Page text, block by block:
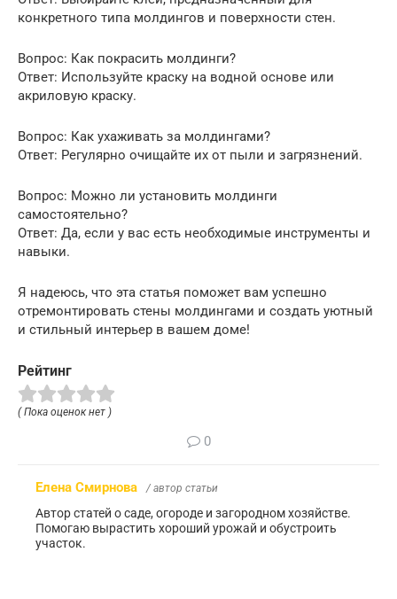
конкретного типа молдингов и поверхности стен.
Вопрос: Как покрасить молдинги?
Ответ: Используйте краску на водной основе или
акриловую краску.
Вопрос: Как ухаживать за молдингами?
Ответ: Регулярно очищайте их от пыли и загрязнений.
Вопрос: Можно ли установить молдинги
самостоятельно?
Ответ: Да, если у вас есть необходимые инструменты и
навыки.
Я надеюсь, что эта статья поможет вам успешно
отремонтировать стены молдингами и создать уютный
и стильный интерьер в вашем доме!
Рейтинг
( Пока оценок нет )
0
Елена Смирнова / автор статьи
Автор статей о саде, огороде и загородном хозяйстве.
Помогаю вырастить хороший урожай и обустроить
участок.